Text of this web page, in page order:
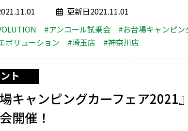
更新日2021.11.01
#アンコール試乗会
#お台場キャンピン
ボリューション
#埼玉店 #神奈川店
ト
場キャンピングカーフェア2021
開催！